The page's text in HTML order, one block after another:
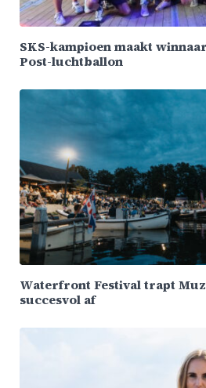
SKS-kampioen maakt
Post-luchtballon
Waterfront Festival trapt
succesvol af